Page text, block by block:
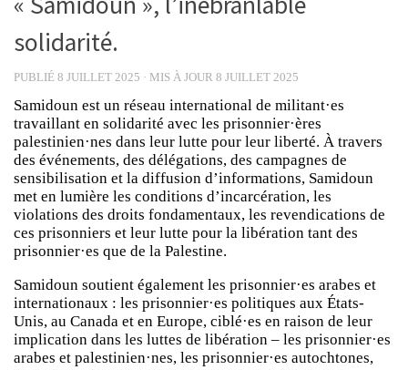
solidarité.
PUBLIÉ 8 JUILLET 2025 · MIS À JOUR 8 JUILLET 2025
Samidoun est un réseau international de militant·es
travaillant en solidarité avec les prisonnier·ères
palestinien·nes dans leur lutte pour leur liberté. À travers
des événements, des délégations, des campagnes de
sensibilisation et la diffusion d’informations, Samidoun
met en lumière les conditions d’incarcération, les
violations des droits fondamentaux, les revendications de
ces prisonniers et leur lutte pour la libération tant des
prisonnier·es que de la Palestine.
Samidoun soutient également les prisonnier·es arabes et
internationaux : les prisonnier·es politiques aux États-
Unis, au Canada et en Europe, ciblé·es en raison de leur
implication dans les luttes de libération – les prisonnier·es
arabes et palestinien·nes, les prisonnier·es autochtones,